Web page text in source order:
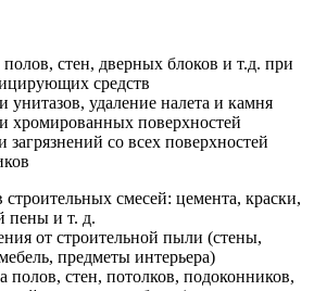
стен, дверных блоков и т.д. при
средств
унитазов, удаление налета и камня
хромированных поверхностей
со всех поверхностей
строительных смесей: цемента, краски,
пены и т. д.
от строительной пыли (стены,
предметы интерьера)
полов, стен, потолков, подоконников,